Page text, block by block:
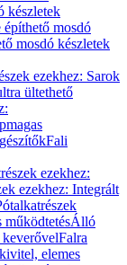
készletek
építhető mosdó
mosdó készletek
ezekhez: Sarok
ültethető
Fali
ezekhez:
ezekhez: Integrált
működtetésÁlló
Falra
elemes